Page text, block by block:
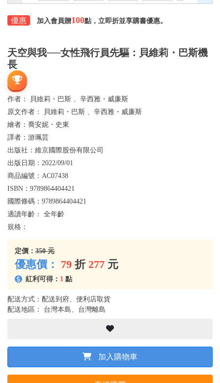
優惠 加入會員贈100點，立即折並享購書優惠。
天空與我──女性飛行員先驅：貝維莉・巴斯機
長
作者：
貝維莉・巴斯 、辛西雅・威廉斯
原文作者：
貝維莉・巴斯 、辛西雅・威廉斯
繪者： 喬安妮・史東
譯者： 游珮芸
出版社： 維京國際股份有限公司
出版日期： 2022/09/01
商品編號： AC07438
ISBN： 9789864404421
國際條碼： 9789864404421
適讀年齡： 全年齡
規格：
定價： 350 元
優惠價： 79 折 277 元
紅利可得： 1 點
配送方式：配送到府、便利店取貨
配送地區： 台灣本島、台灣離島
加入購物車